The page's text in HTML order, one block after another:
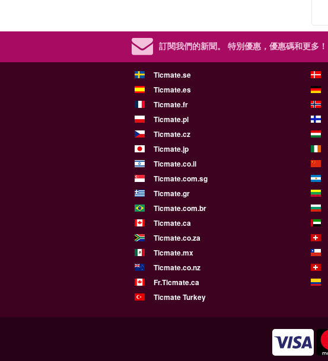
訂閱我們的新聞。 特別優惠，優惠碼和更多！
Ticmate.se
Ticmate.es
Ticmate.fr
Ticmate.pl
Ticmate.cz
Ticmate.jp
Ticmate.co.il
Ticmate.com.sg
Ticmate.gr
Ticmate.com.br
Ticmate.ca
Ticmate.co.za
Ticmate.mx
Ticmate.co.nz
Fr.Ticmate.ca
Ticmate Turkey